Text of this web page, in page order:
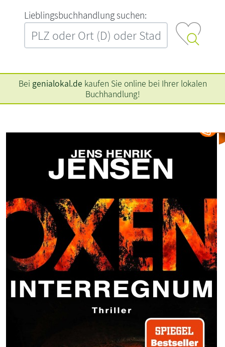
L‍i‍e‍b‍l‍i‍n‍g‍s‍b‍u‍c‍h‍h‍a‍n‍d‍l‍u‍n‍g‍ ‍s‍u‍c‍h‍e‍n‍:‍
Bei genialokal.de kaufen Sie online bei Ihrer lokalen
Buchhandlung!